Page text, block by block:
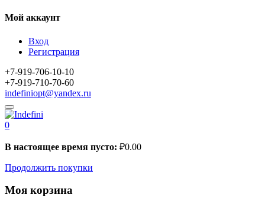
Мой аккаунт
Вход
Регистрация
+7-919-706-10-10
+7-919-710-70-60
indefiniopt@yandex.ru
0
В настоящее время пусто: ₽0.00
Продолжить покупки
Моя корзина